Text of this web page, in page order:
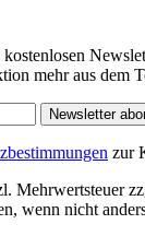
mehr aus dem
Newsletter
zur
Mehrwertsteuer
wenn nicht